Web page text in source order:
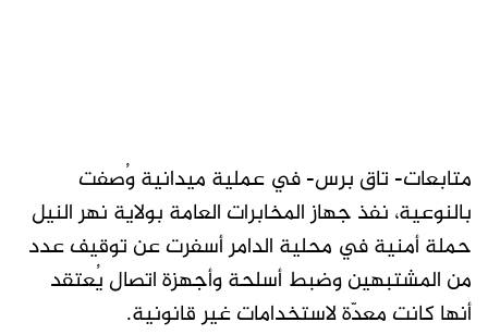
متابعات- تاق برس- في عملية ميدانية وُصفت
بالنوعية، نفذ جهاز المخابرات العامة بولاية نهر النيل
حملة أمنية في محلية الدامر أسفرت عن توقيف عدد
من المشتبهين وضبط أسلحة وأجهزة اتصال يُعتقد
أنها كانت معدّة لاستخدامات غير قانونية.